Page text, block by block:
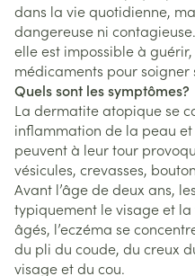
dans la vie quotidienne,
dangereuse ni
elle est impossible à
médicaments pour soigner
Quels sont les symptômes?
La dermatite atopique se
inflammation de la peau
peuvent à leur tour
vésicules, crevasses,
Avant l’âge de deux ans,
typiquement le visage et la
âgés, l’eczéma se
du pli du coude, du creux
visage et du cou.